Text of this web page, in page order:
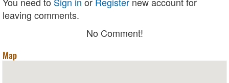
leaving comments.
No Comment!
Map